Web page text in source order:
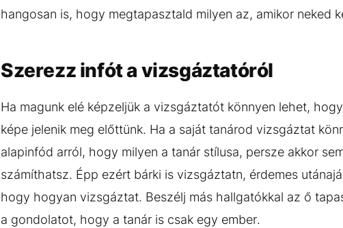
hangosan is, hogy megtapasztald milyen az, amikor neked
Szerezz infót a vizsgáztatóról
Ha magunk elé képzeljük a vizsgáztatót könnyen lehet,
képe jelenik meg előttünk. Ha a saját tanárod vizsgáztat
alapinfód arról, hogy milyen a tanár stílusa, persze akkor
számíthatsz. Épp ezért bárki is vizsgáztatn, érdemes
hogy hogyan vizsgáztat. Beszélj más hallgatókkal az ő
a gondolatot, hogy a tanár is csak egy ember.